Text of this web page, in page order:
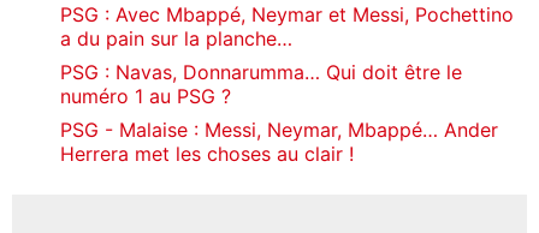
PSG : Avec Mbappé, Neymar et Messi, Pochettino
a du pain sur la planche…
PSG : Navas, Donnarumma… Qui doit être le
numéro 1 au PSG ?
PSG - Malaise : Messi, Neymar, Mbappé… Ander
Herrera met les choses au clair !